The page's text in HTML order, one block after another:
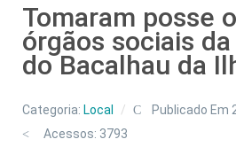
Tomaram posse
órgãos sociais
do Bacalhau da
Categoria: Local
Publicado Em
Acessos: 3793